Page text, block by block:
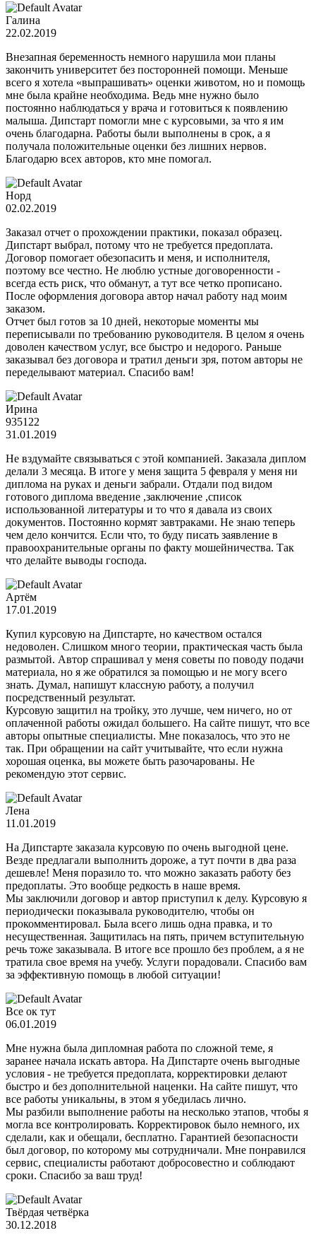
Галина
22.02.2019
Внезапная беременность немного нарушила мои планы
закончить университет без посторонней помощи. Меньше
всего я хотела «выпрашивать» оценки животом, но и помощь
мне была крайне необходима. Ведь мне нужно было
постоянно наблюдаться у врача и готовиться к появлению
малыша. Дипстарт помогли мне с курсовыми, за что я им
очень благодарна. Работы были выполнены в срок, а я
получала положительные оценки без лишних нервов.
Благодарю всех авторов, кто мне помогал.
Норд
02.02.2019
Заказал отчет о прохождении практики, показал образец.
Дипстарт выбрал, потому что не требуется предоплата.
Договор помогает обезопасить и меня, и исполнителя,
поэтому все честно. Не люблю устные договоренности -
всегда есть риск, что обманут, а тут все четко прописано.
После оформления договора автор начал работу над моим
заказом.
Отчет был готов за 10 дней, некоторые моменты мы
переписывали по требованию руководителя. В целом я очень
доволен качеством услуг, все быстро и недорого. Раньше
заказывал без договора и тратил деньги зря, потом авторы не
переделывают материал. Спасибо вам!
Ирина
935122
31.01.2019
Не вздумайте связываться с этой компанией. Заказала диплом
делали 3 месяца. В итоге у меня защита 5 февраля у меня ни
диплома на руках и деньги забрали. Отдали под видом
готового диплома введение ,заключение ,список
использованной литературы и то что я давала из своих
документов. Постоянно кормят завтраками. Не знаю теперь
чем дело кончится. Если что, то буду писать заявление в
правоохранительные органы по факту мошейничества. Так
что делайте выводы господа.
Артём
17.01.2019
Купил курсовую на Дипстарте, но качеством остался
недоволен. Слишком много теории, практическая часть была
размытой. Автор спрашивал у меня советы по поводу подачи
материала, но я же обратился за помощью и не могу всего
знать. Думал, напишут классную работу, а получил
посредственный результат.
Курсовую защитил на тройку, это лучше, чем ничего, но от
оплаченной работы ожидал большего. На сайте пишут, что все
авторы опытные специалисты. Мне показалось, что это не
так. При обращении на сайт учитывайте, что если нужна
хорошая оценка, вы можете быть разочарованы. Не
рекомендую этот сервис.
Лена
11.01.2019
На Дипстарте заказала курсовую по очень выгодной цене.
Везде предлагали выполнить дороже, а тут почти в два раза
дешевле! Меня поразило то. что можно заказать работу без
предоплаты. Это вообще редкость в наше время.
Мы заключили договор и автор приступил к делу. Курсовую я
периодически показывала руководителю, чтобы он
прокомментировал. Была всего лишь одна правка, и то
несущественная. Защитилась на пять, причем вступительную
речь тоже заказывала. В итоге все прошло без проблем, а я не
тратила свое время на учебу. Услуги порадовали. Спасибо вам
за эффективную помощь в любой ситуации!
Все ок тут
06.01.2019
Мне нужна была дипломная работа по сложной теме, я
заранее начала искать автора. На Дипстарте очень выгодные
условия - не требуется предоплата, корректировки делают
быстро и без дополнительной наценки. На сайте пишут, что
все работы уникальны, в этом я убедилась лично.
Мы разбили выполнение работы на несколько этапов, чтобы я
могла все контролировать. Корректировок было немного, их
сделали, как и обещали, бесплатно. Гарантией безопасности
был договор, по которому мы сотрудничали. Мне понравился
сервис, специалисты работают добросовестно и соблюдают
сроки. Спасибо за ваш труд!
Твёрдая четвёрка
30.12.2018